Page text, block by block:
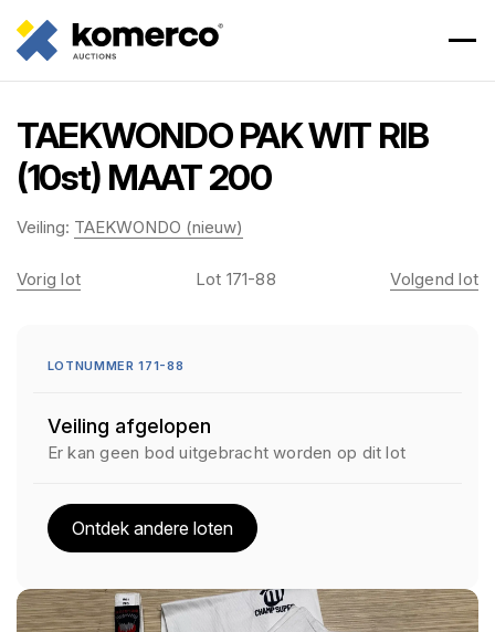
TAEKWONDO PAK WIT RIB
(10st) MAAT 200
Veiling: TAEKWONDO (nieuw)
Vorig lot Lot 171-88 Volgend lot
LOTNUMMER 171-88
Veiling afgelopen
Er kan geen bod uitgebracht worden op dit lot
Ontdek andere loten